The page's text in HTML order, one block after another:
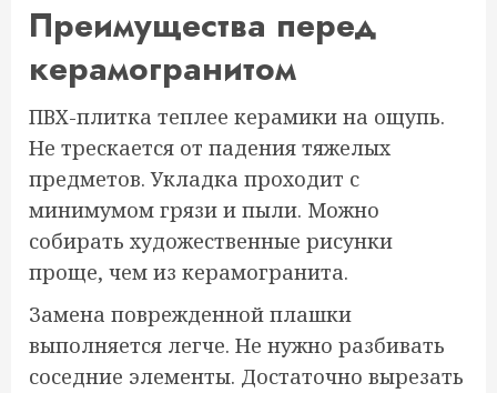
Преимущества перед
керамогранитом
ПВХ-плитка теплее керамики на ощупь.
Не трескается от падения тяжелых
предметов. Укладка проходит с
минимумом грязи и пыли. Можно
собирать художественные рисунки
проще, чем из керамогранита.
Замена поврежденной плашки
выполняется легче. Не нужно разбивать
соседние элементы. Достаточно вырезать